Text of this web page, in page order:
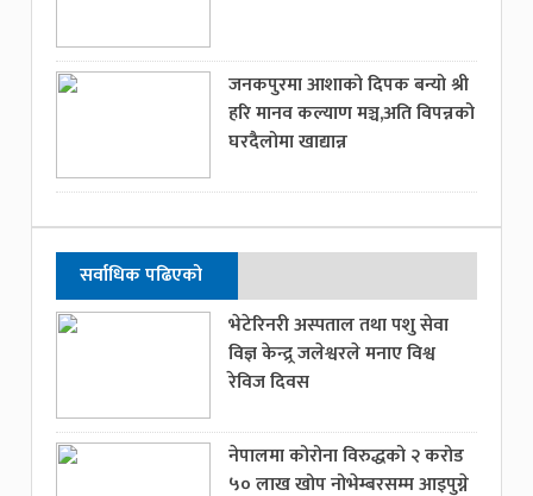
जनकपुरमा आशाको दिपक बन्यो श्री
हरि मानव कल्याण मञ्च,अति विपन्नको
घरदैलोमा खाद्यान्न
सर्वाधिक पढिएको
भेटेरिनरी अस्पताल तथा पशु सेवा
विज्ञ केन्द्र्र जलेश्वरले मनाए विश्व
रेविज दिवस
नेपालमा कोरोना विरुद्धको २ करोड
५० लाख खोप नोभेम्बरसम्म आइपुग्ने